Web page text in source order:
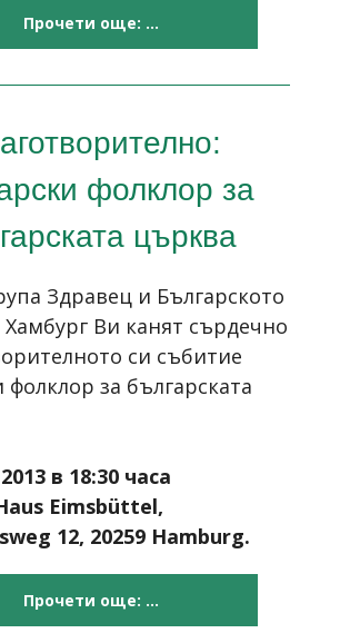
Прочети още: ...
фолклор за
църква
Здравец и Българското
Ви канят сърдечно
си събитие
фолклор за българската
в 18:30 часа
Eimsbüttel,
12, 20259 Hamburg.
Прочети още: ...